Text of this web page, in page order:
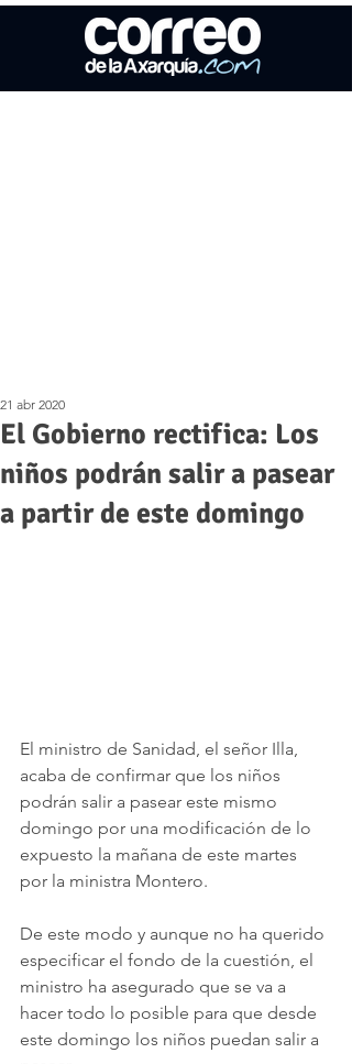
El Gobierno rectifica: Los
niños podrán salir a pasear
a partir de este domingo
21 abr 2020
El ministro de Sanidad, el señor Illa,
acaba de confirmar que los niños
podrán salir a pasear este mismo
domingo por una modificación de lo
expuesto la mañana de este martes
por la ministra Montero.
De este modo y aunque no ha querido
especificar el fondo de la cuestión, el
ministro ha asegurado que se va a
hacer todo lo posible para que desde
este domingo los niños puedan salir a